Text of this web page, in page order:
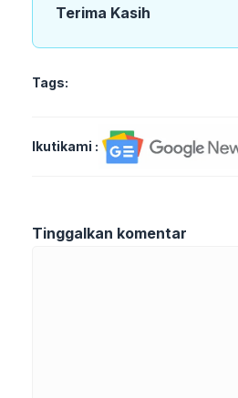
Terima Kasih
Tags:
Ikutikami :
Tinggalkan komentar